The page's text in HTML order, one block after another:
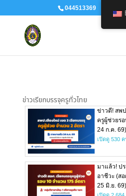
044513369
ข่าวเรียกบรรจุครูทั่วไทย